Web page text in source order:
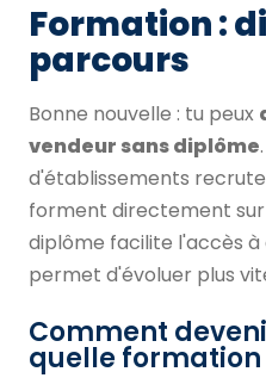
Formation :
parcours
Bonne nouvelle : tu peux
vendeur sans diplôme
d'établissements
forment directement sur
diplôme facilite l'accès
permet d'évoluer plus
Comment
quelle formation